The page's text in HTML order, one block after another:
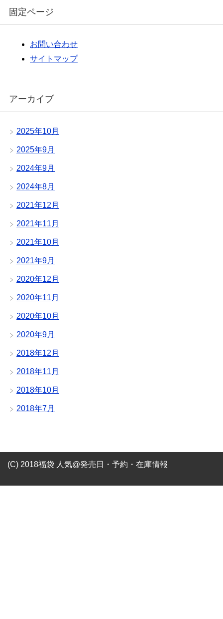
固定ページ
お問い合わせ
サイトマップ
アーカイブ
2025年10月
2025年9月
2024年9月
2024年8月
2021年12月
2021年11月
2021年10月
2021年9月
2020年12月
2020年11月
2020年10月
2020年9月
2018年12月
2018年11月
2018年10月
2018年7月
(C) 2018福袋 人気@発売日・予約・在庫情報